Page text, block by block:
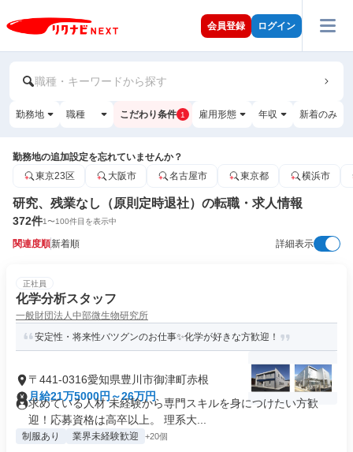
会員登録 ログイン
職種・キーワードから探す
勤務地 職種 こだわり条件 1 雇用形態 年収 新着のみ
勤務地の追加設定を忘れていませんか？
東京23区
大阪市 名古屋市 東京都 横浜市
研究、残業なし（原則定時退社）の転職・求人情報
372件1〜100件目を表示中
関連度順新着順 詳細表示
正社員
化学分析スタッフ
一般財団法人中部微生物研究所
安定性・将来性バツグンのお仕事✨化学が好きな方歓迎！
〒441-0316愛知県豊川市御津町赤根
月給21万5000円～26万円
求めている人材 未経験から専門スキルを身につけたい方歓
迎！応募資格は高卒以上。 理系大...
制服あり 業界未経験歓迎 +20個